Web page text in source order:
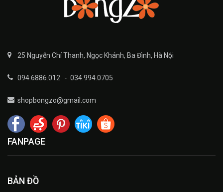
25 Nguyễn Chí Thanh, Ngọc Khánh, Ba Đình, Hà Nội
094.6886.012 - 034.994.0705
shopbongzo@gmail.com
FANPAGE
BẢN ĐỒ